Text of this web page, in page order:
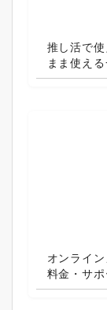
推し活で
まま使え
オンライ
料金・サ